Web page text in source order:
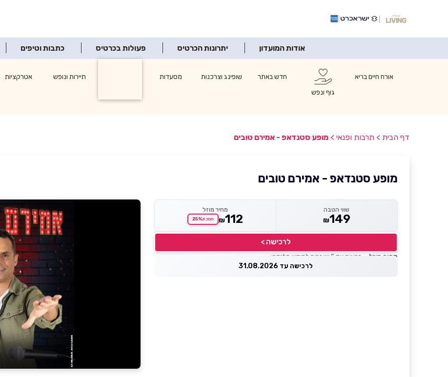
אודות המועדון יתרונות הכרטיס פעולות בכרטיס כתבות וטיפים
אורח חיים בריא
גוף ונפש
חדש באתר שופינג וצרכנות מסעדות תיירות ונופש אטרקציות
דף הבית > תרבות ופנאי > מופע סטנדאפ - אמירם טובים
מופע סטנדאפ - אמירם טובים
שווי הטבה
₪149
מחיר מוזל
₪112 חסכת25%
לרכישה >
מחיר מוזל — זכאות עד 5 שוברים לחודש קלנדרי
לרכישה עד 31.08.2026